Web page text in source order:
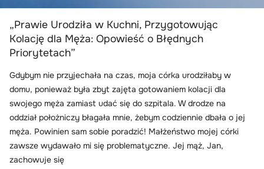
„Prawie Urodziła w Kuchni, Przygotowując
Kolację dla Męża: Opowieść o Błędnych
Priorytetach”
Gdybym nie przyjechała na czas, moja córka urodziłaby w
domu, ponieważ była zbyt zajęta gotowaniem kolacji dla
swojego męża zamiast udać się do szpitala. W drodze na
oddział położniczy błagała mnie, żebym codziennie dbała o jej
męża. Powinien sam sobie poradzić! Małżeństwo mojej córki
zawsze wydawało mi się problematyczne. Jej mąż, Jan,
zachowuje się